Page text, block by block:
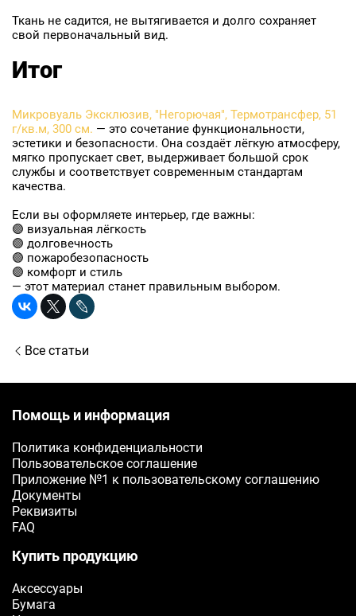
Ткань не садится, не вытягивается и долго сохраняет
свой первоначальный вид.
Итог
Микровуаль Эксклюзив, "Негорючая", Термотрансфер, 51
г/кв.м, 300 см. — это сочетание функциональности,
эстетики и безопасности. Она создаёт лёгкую атмосферу,
мягко пропускает свет, выдерживает большой срок
службы и соответствует современным стандартам
качества.
Если вы оформляете интерьер, где важны:
🟣 визуальная лёгкость
🟣 долговечность
🟣 пожаробезопасность
🟣 комфорт и стиль
— этот материал станет правильным выбором.
Все статьи
Помощь и информация
Политика конфиденциальности
Пользовательское соглашение
Приложение №1 к пользовательскому соглашению
Документы
Реквизиты
FAQ
Купить продукцию
Аксессуары
Бумага